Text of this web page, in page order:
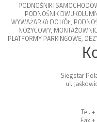
PODNOŚNIKI
PODNOŚNIK
WYWAŻARKA DO KÓŁ,
NOŻYCOWY,
PLATFORMY PARKINGOWE,
Siegstar
ul.
Tel.
Fax